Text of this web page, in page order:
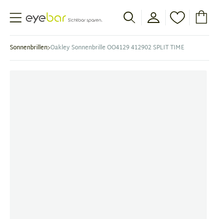
Abele Optic
Sonnenbrillen Oakley Sonnenbrille OO4129 412902 SPLIT TIME